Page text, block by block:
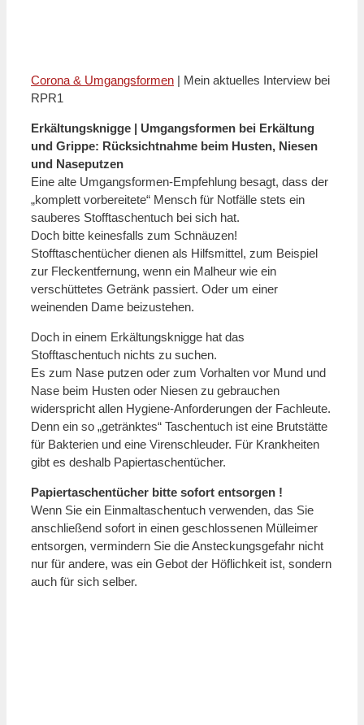
Corona & Umgangsformen | Mein aktuelles Interview bei
RPR1
Erkältungsknigge | Umgangsformen bei Erkältung
und Grippe: Rücksichtnahme beim Husten, Niesen
und Naseputzen
Eine alte Umgangsformen-Empfehlung besagt, dass der
„komplett vorbereitete“ Mensch für Notfälle stets ein
sauberes Stofftaschentuch bei sich hat.
Doch bitte keinesfalls zum Schnäuzen!
Stofftaschentücher dienen als Hilfsmittel, zum Beispiel
zur Fleckentfernung, wenn ein Malheur wie ein
verschüttetes Getränk passiert. Oder um einer
weinenden Dame beizustehen.
Doch in einem Erkältungsknigge hat das
Stofftaschentuch nichts zu suchen.
Es zum Nase putzen oder zum Vorhalten vor Mund und
Nase beim Husten oder Niesen zu gebrauchen
widerspricht allen Hygiene-Anforderungen der Fachleute.
Denn ein so „getränktes“ Taschentuch ist eine Brutstätte
für Bakterien und eine Virenschleuder. Für Krankheiten
gibt es deshalb Papiertaschentücher.
Papiertaschentücher bitte sofort entsorgen !
Wenn Sie ein Einmaltaschentuch verwenden, das Sie
anschließend sofort in einen geschlossenen Mülleimer
entsorgen, vermindern Sie die Ansteckungsgefahr nicht
nur für andere, was ein Gebot der Höflichkeit ist, sondern
auch für sich selber.